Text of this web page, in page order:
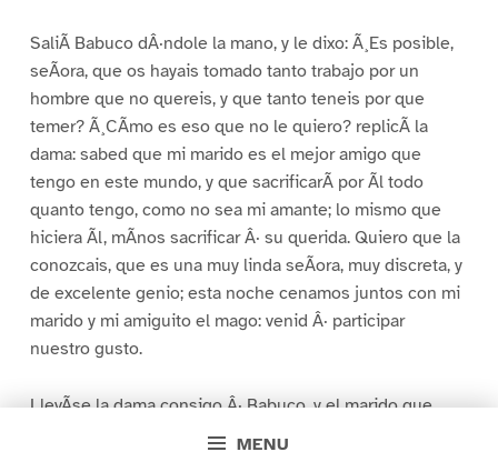
MENU
SaliÃ Babuco dÂ·ndole la mano, y le dixo: Ã¸Es posible,
seÃora, que os hayais tomado tanto trabajo por un
hombre que no quereis, y que tanto teneis por que
temer? Ã¸CÃmo es eso que no le quiero? replicÃ la
dama: sabed que mi marido es el mejor amigo que
tengo en este mundo, y que sacrificarÃ por Ãl todo
quanto tengo, como no sea mi amante; lo mismo que
hiciera Ãl, mÃnos sacrificar Â· su querida. Quiero que la
conozcais, que es una muy linda seÃora, muy discreta, y
de excelente genio; esta noche cenamos juntos con mi
marido y mi amiguito el mago: venid Â· participar
nuestro gusto.
LlevÃse la dama consigo Â· Babuco, y el marido que
estaba sumido en el mas hondo dolor recibiÃ Â· su